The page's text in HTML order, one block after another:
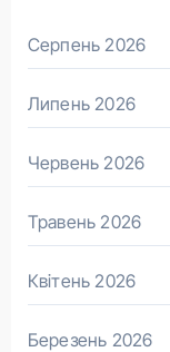
Серпень 2026
Липень 2026
Червень 2026
Травень 2026
Квітень 2026
Березень 2026